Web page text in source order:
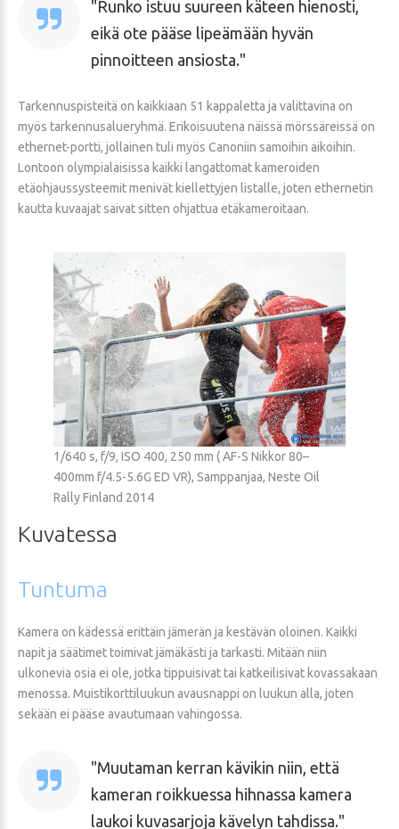
Runko istuu suureen käteen hienosti,
eikä ote pääse lipeämään hyvän
pinnoitteen ansiosta.
Tarkennuspisteitä on kaikkiaan 51 kappaletta ja valittavina on
myös tarkennusalueryhmä. Erikoisuutena näissä mörssäreissä on
ethernet-portti, jollainen tuli myös Canoniin samoihin aikoihin.
Lontoon olympialaisissa kaikki langattomat kameroiden
etäohjaussysteemit menivät kiellettyjen listalle, joten ethernetin
kautta kuvaajat saivat sitten ohjattua etäkameroitaan.
1/640 s, f/9, ISO 400, 250 mm ( AF-S Nikkor 80–
400mm f/4.5-5.6G ED VR), Samppanjaa, Neste Oil
Rally Finland 2014
Kuvatessa
Tuntuma
Kamera on kädessä erittäin jämerän ja kestävän oloinen. Kaikki
napit ja säätimet toimivat jämäkästi ja tarkasti. Mitään niin
ulkonevia osia ei ole, jotka tippuisivat tai katkeilisivat kovassakaan
menossa. Muistikorttiluukun avausnappi on luukun alla, joten
sekään ei pääse avautumaan vahingossa.
Muutaman kerran kävikin niin, että
kameran roikkuessa hihnassa kamera
laukoi kuvasarjoja kävelyn tahdissa.